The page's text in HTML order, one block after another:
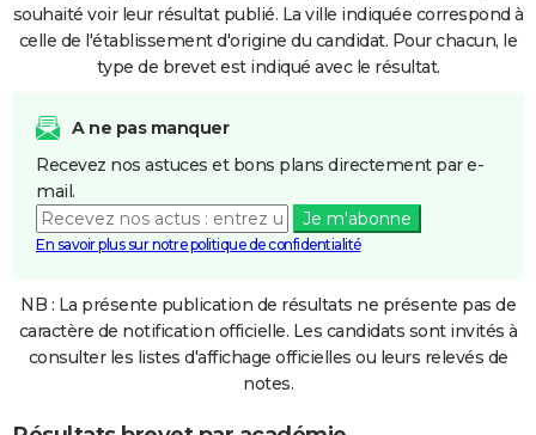
souhaité voir leur résultat publié. La ville indiquée correspond à
celle de l'établissement d'origine du candidat. Pour chacun, le
type de brevet est indiqué avec le résultat.
A ne pas manquer
Recevez nos astuces et bons plans directement par e-
mail.
Je m'abonne
En savoir plus sur notre politique de confidentialité
NB : La présente publication de résultats ne présente pas de
caractère de notification officielle. Les candidats sont invités à
consulter les listes d'affichage officielles ou leurs relevés de
notes.